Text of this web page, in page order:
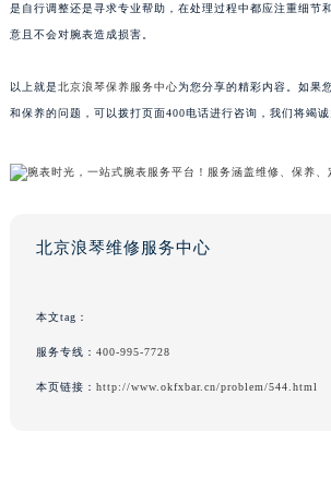
是自行调整还是寻求专业帮助，在处理过程中都应注重细节
意且不会对腕表造成损害。
以上就是北京浪琴保养服务中心为您分享的精彩内容。如果
和保养的问题，可以拨打页面400电话进行咨询，我们将竭诚
北京浪琴维修服务中心
本文tag：
服务专线： 400-995-7728
本页链接： http://www.okfxbar.cn/problem/544.html